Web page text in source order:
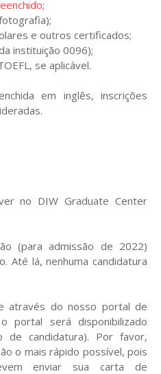
;
e outros certificados;
instituição 0096);
se aplicável.
em inglês, inscrições
no DIW Graduate Center
(para admissão de 2022)
Até lá, nenhuma candidatura
através do nosso portal de
portal será disponibilizado
de candidatura). Por favor,
o mais rápido possível, pois
enviar sua carta de